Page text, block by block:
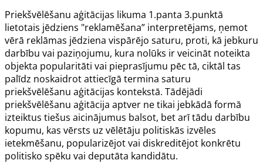
Priekšvēlēšanu aģitācijas likuma 1.panta 3.punktā
lietotais jēdziens "reklamēšana” interpretējams, ņemot
vērā reklāmas jēdziena vispārējo saturu, proti, kā jebkuru
darbību vai paziņojumu, kura nolūks ir veicināt noteikta
objekta popularitāti vai pieprasījumu pēc tā, ciktāl tas
palīdz noskaidrot attiecīgā termina saturu
priekšvēlēšanu aģitācijas kontekstā. Tādējādi
priekšvēlēšanu aģitācija aptver ne tikai jebkādā formā
izteiktus tiešus aicinājumus balsot, bet arī tādu darbību
kopumu, kas vērsts uz vēlētāju politiskās izvēles
ietekmēšanu, popularizējot vai diskreditējot konkrētu
politisko spēku vai deputāta kandidātu.